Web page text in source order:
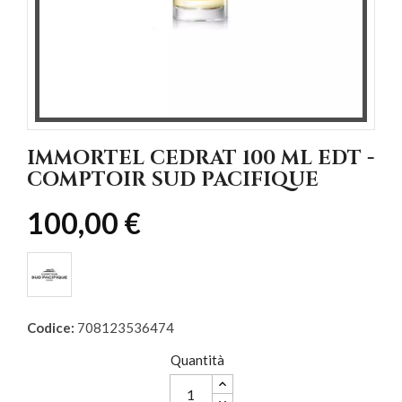
IMMORTEL CEDRAT 100 ML EDT -
COMPTOIR SUD PACIFIQUE
100,00 €
Codice: 708123536474
Quantità